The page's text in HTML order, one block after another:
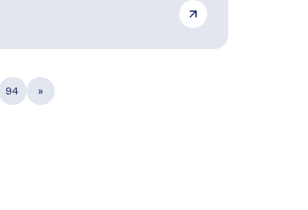
94 »